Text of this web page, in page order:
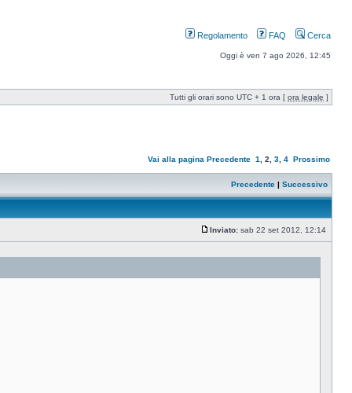
Regolamento FAQ Cerca
Oggi è ven 7 ago 2026, 12:45
Tutti gli orari sono UTC + 1 ora [ ora legale ]
Vai alla pagina Precedente 1 2 3 4 Prossimo
Precedente | Successivo
Inviato: sab 22 set 2012, 12:14